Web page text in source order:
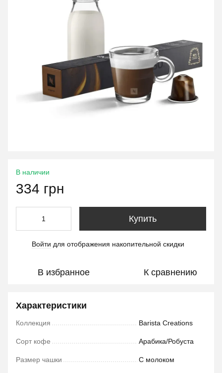
В наличии
334 грн
Купить
Войти для отображения накопительной скидки
В избранное К сравнению
Характеристики
Коллекция Barista Creations
Сорт кофе Арабика/Робуста
Размер чашки С молоком